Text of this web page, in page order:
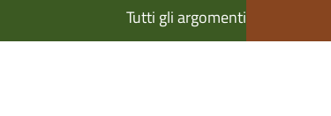
Tutti gli argomenti